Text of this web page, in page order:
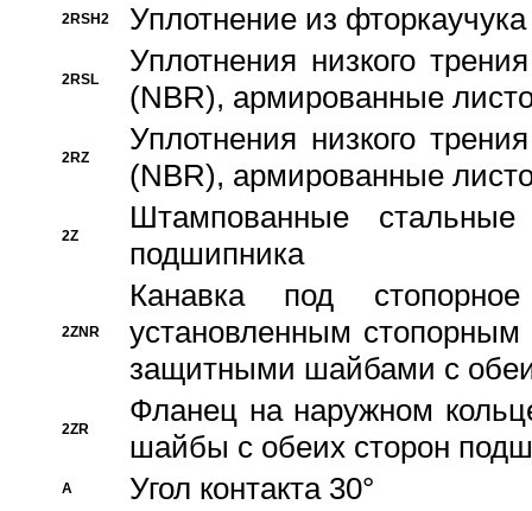
2RSH2 Уплотнение из
2RSL
Уплотнения низкого
(NBR), армированные
2RZ
Уплотнения низкого
(NBR), армированные
2Z
Штампованные
подшипника
2ZNR
Канавка под
установленным
защитными шайбами с
2ZR
Фланец на наружном
шайбы с обеих сторон
A
Угол контакта 30°